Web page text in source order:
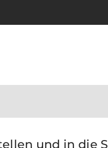
und in die